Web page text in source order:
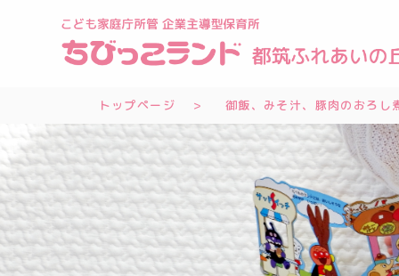
トップページ 御飯、みそ汁、豚肉のおろし